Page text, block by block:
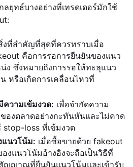
ยุทธ์บางอย่างที่เทรดเดอร์มักใช้
งที่สำคัญที่สุดที่ควรทราบเมื่อ
คือการรอการยืนยันของแนว
ง ซึ่งหมายถึงการรอให้ทะลุแนว
หรือเกิดการเคลื่อนไหวที่
วามเข้มงวด: เพื่อจำกัดความ
ของตลาดอย่างกะทันหันและไม่คาด
loss ที่เข้มงวด
นวโน้ม: เมื่อซื้อขายด้วย fakeout
งแนวโน้มอ้างอิงจะถือเป็นวิธีที่
ญญาณที่ยืนยันแนวโน้มและเข้ารับ